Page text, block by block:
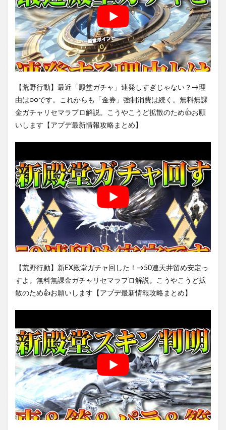
【荒野行動】最近「殿堂ガチャ」連発しすぎじゃない？→理
由は○○です。これからも「金券」強制消費は続く。無料無課
金ガチャリセマラプロ解説。こうやこうど拡散のため👍お願
いします【アプデ最新情報攻略まとめ】
【荒野行動】新EX殿堂ガチャ回した！→50連天井留め安定っ
すよ。無料無課金ガチャリセマラプロ解説。こうやこうど拡
散のため👍お願いします【アプデ最新情報攻略まとめ】